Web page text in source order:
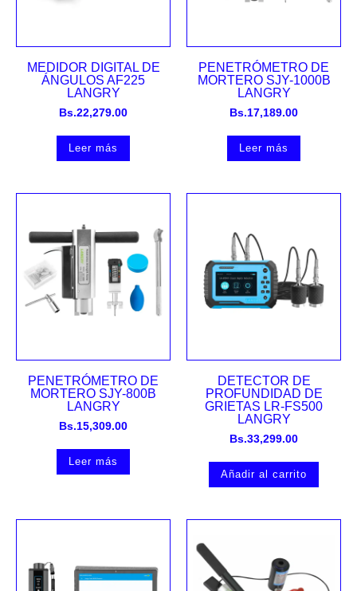
MEDIDOR DIGITAL DE
ÁNGULOS AF225
LANGRY
Bs.22,279.00
Leer más
PENETRÓMETRO DE
MORTERO SJY-1000B
LANGRY
Bs.17,189.00
Leer más
PENETRÓMETRO DE
MORTERO SJY-800B
LANGRY
Bs.15,309.00
Leer más
DETECTOR DE
PROFUNDIDAD DE
GRIETAS LR-FS500
LANGRY
Bs.33,299.00
Añadir al carrito